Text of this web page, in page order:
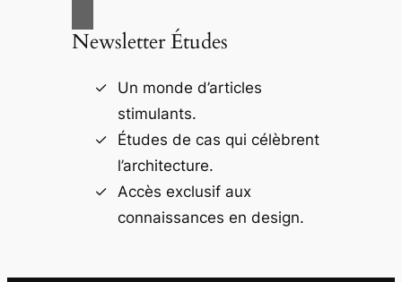
Newsletter Études
Un monde d’articles
stimulants.
Études de cas qui célèbrent
l’architecture.
Accès exclusif aux
connaissances en design.